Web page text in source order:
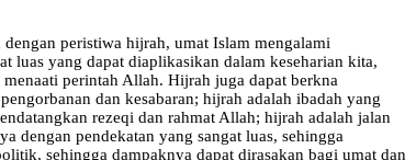
peristiwa hijrah, umat Islam mengalami
luas yang dapat diaplikasikan dalam keseharian kita,
perintah Allah. Hijrah juga dapat berkna
dan kesabaran; hijrah adalah ibadah yang
rezeqi dan rahmat Allah; hijrah adalah jalan
dengan pendekatan yang sangat luas, sehingga
sehingga dampaknya dapat dirasakan bagi umat dan